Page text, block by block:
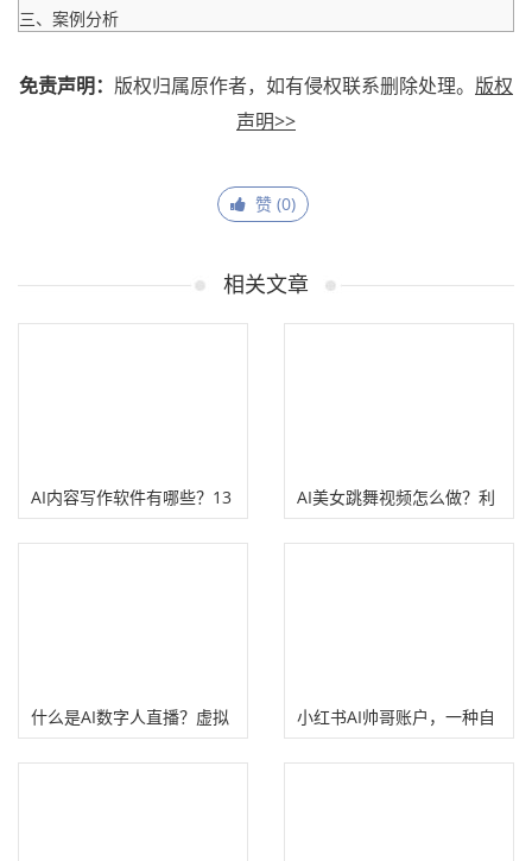
三、案例分析
免责声明： 版权归属原作者，如有侵权联系删除处理。 版权
声明>>
赞 (0)
相关文章
AI内容写作软件有哪些？13
款热门AI聊天生成器工具
AI美女跳舞视频怎么做？利
用AI绘画工具制作动漫美
什么是AI数字人直播？虚拟
数字人主播直播注意事项
小红书AI帅哥账户，一种自
带流量密码的赚钱玩法